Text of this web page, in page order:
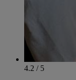
4.2 / 5